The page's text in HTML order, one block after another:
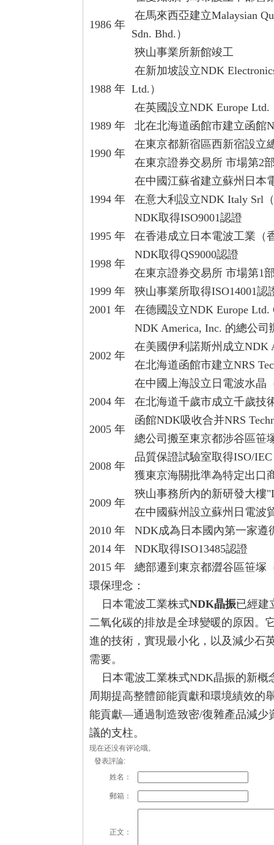
1986 年
在馬來西亞建立Malaysian
Sdn. Bhd.）
狹山事業所新館竣工
1988 年
在新加坡設立NDK
Ltd.）
在英國設立NDK Europe Ltd.
1989 年
北在北海道函館市建立函館
1990 年
在東京都新宿區西新宿設立
在東京證券交易所 市場第2
1994 年
在中國江蘇省建立蘇州日本
在意大利設立NDK Italy Srl
NDK取得ISO9001認證
1995 年
在香港成立日本電波工業（
1998 年
NDK取得QS9000認證
在東京證券交易所 市場第1
1999 年
狹山事業所取得ISO14001認
2001 年
在德國設立NDK Europe Ltd.
2002 年
NDK America, Inc. 的總公
在美國伊利諾斯州成立NDK
在北海道函館市建立NRS
在中國上海設立日電波水晶
2004 年
在北海道千歲市成立千歲技
2005 年
函館NDK吸收合并NRS
總公司搬至東京都涉谷區笹
2008 年
品質保證試驗室取得ISO/
獲東京海關批準為特定出口
2009 年
狹山事務所內的新研發大樓
在中國蘇州設立蘇州日電波
2010 年
NDK成為日本國內第一家遵
2014 年
NDK取得ISO13485認證
2015 年
總部遷到東京都澀谷區笹塚
環保理念：
日本電波工業株式NDK晶振已經建
二氧化碳的排放是全球變暖的原因。
進的技術，實現最小化，以及減少石
需要。
日本電波工業株式NDK晶振的新概
周期提高整體節能貢獻和環境績效
能貢獻—通過制造致密/復雜產品減
議的支柱。
现在还没有评论哦。
發表評論:
姓名：
郵箱：
正文：